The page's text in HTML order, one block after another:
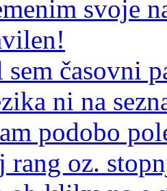
svoje
sem časovni
ni na
podobo
oz.